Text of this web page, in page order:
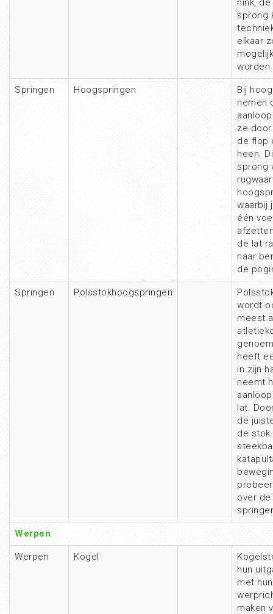
hink,
sprong
elkaar
worden
Springen Hoogspringen
Bij
nemen
ze
de flop
heen.
sprong
waarbij
één
de lat
naar
de
Springen Polsstokhoogspringen
wordt
meest
heeft
in zijn
neemt
lat.
de
de stok
over
Werpen
Werpen Kogel
hun
met
maken